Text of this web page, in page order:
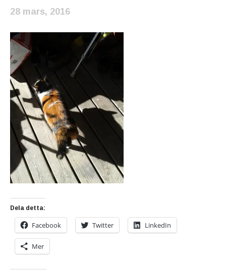
28 mars, 2016
Dela detta:
Facebook Twitter LinkedIn
Mer